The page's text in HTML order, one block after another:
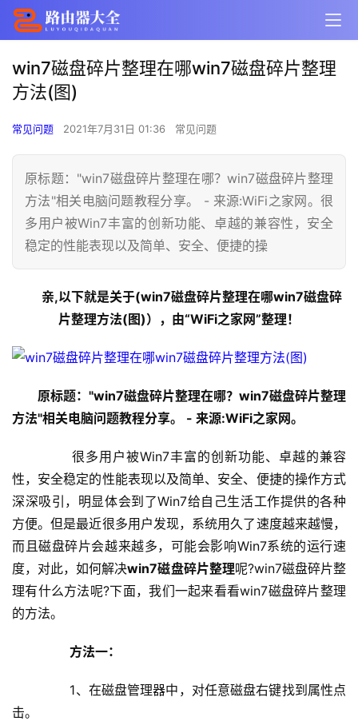
首
页
.
win7磁盘碎片整理在哪win7磁盘碎片整理
方法(图)
常见问题 2021年7月31日 01:36 常见问题
原标题："win7磁盘碎片整理在哪？win7磁盘碎片整理
方法"相关电脑问题教程分享。 - 来源:WiFi之家网。很
多用户被Win7丰富的创新功能、卓越的兼容性，安全
稳定的性能表现以及简单、安全、便捷的操
亲,以下就是关于(win7磁盘碎片整理在哪win7磁盘碎
片整理方法(图)），由“WiFi之家网”整理！
原标题："win7磁盘碎片整理在哪？win7磁盘碎片整理
方法"相关电脑问题教程分享。 - 来源:WiFi之家网。
性，安全稳定的性能表现以及简单、安全、便捷的操作方式
深深吸引，明显体会到了Win7给自己生活工作提供的各种
方便。但是最近很多用户发现，系统用久了速度越来越慢，
而且磁盘碎片会越来越多，可能会影响Win7系统的运行速
度，对此，如何解决win7磁盘碎片整理呢?win7磁盘碎片整
理有什么方法呢?下面，我们一起来看看win7磁盘碎片整理
的方法。
方法一：
击。